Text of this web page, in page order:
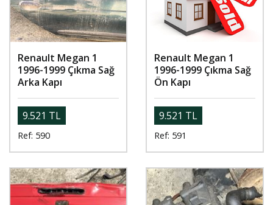
Renault Megan 1
1996-1999 Çıkma Sağ
Arka Kapı
9.521 TL
Ref: 590
Renault Megan 1
1996-1999 Çıkma Sağ
Ön Kapı
9.521 TL
Ref: 591